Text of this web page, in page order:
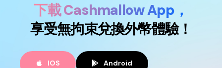
下載 Cashmallow App，
享受無拘束兌換外幣體驗！
IOS Android